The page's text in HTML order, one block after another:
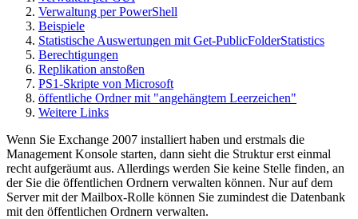
Verwaltung per PowerShell
Beispiele
Statistische Auswertungen mit Get-PublicFolderStatistics
Berechtigungen
Replikation anstoßen
PS1-Skripte von Microsoft
öffentliche Ordner mit "angehängtem Leerzeichen"
Weitere Links
Wenn Sie Exchange 2007 installiert haben und erstmals die
Management Konsole starten, dann sieht die Struktur erst einmal
recht aufgeräumt aus. Allerdings werden Sie keine Stelle finden, an
der Sie die öffentlichen Ordnern verwalten können. Nur auf dem
Server mit der Mailbox-Rolle können Sie zumindest die Datenbank
mit den öffentlichen Ordnern verwalten.